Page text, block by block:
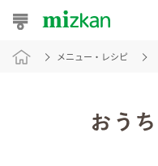
おうちレシピ
メニュー・レシピ